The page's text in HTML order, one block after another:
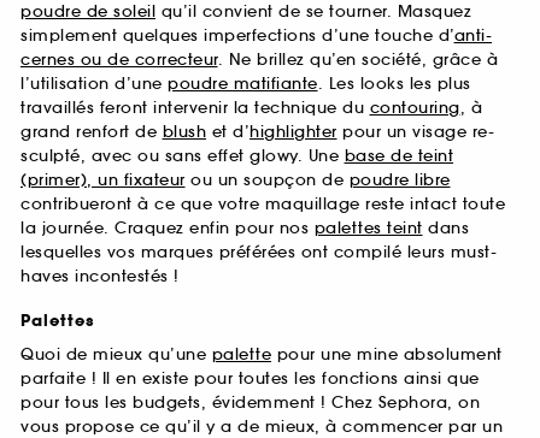
poudre de soleil qu’il convient de se tourner. Masquez
simplement quelques imperfections d’une touche d’anti-
cernes ou de correcteur. Ne brillez qu’en société, grâce à
l’utilisation d’une poudre matifiante. Les looks les plus
travaillés feront intervenir la technique du contouring, à
grand renfort de blush et d’highlighter pour un visage re-
sculpté, avec ou sans effet glowy. Une base de teint
(primer), un fixateur ou un soupçon de poudre libre
contribueront à ce que votre maquillage reste intact toute
la journée. Craquez enfin pour nos palettes teint dans
lesquelles vos marques préférées ont compilé leurs must-
haves incontestés !
Palettes
Quoi de mieux qu’une palette pour une mine absolument
parfaite ! Il en existe pour toutes les fonctions ainsi que
pour tous les budgets, évidemment ! Chez Sephora, on
vous propose ce qu’il y a de mieux, à commencer par un